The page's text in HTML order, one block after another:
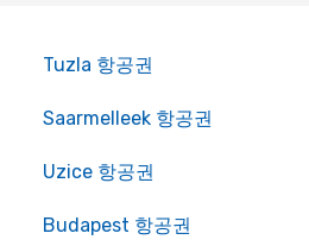
Tuzla 항공권
Saarmelleek 항공권
Uzice 항공권
Budapest 항공권